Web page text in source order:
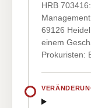
HRB
69126
einem
Prokuristen: